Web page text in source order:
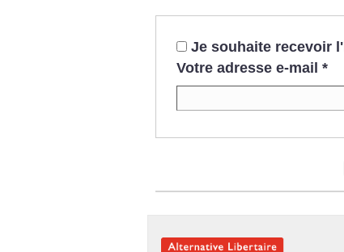
Je souhaite recevoir
Votre adresse e-mail *